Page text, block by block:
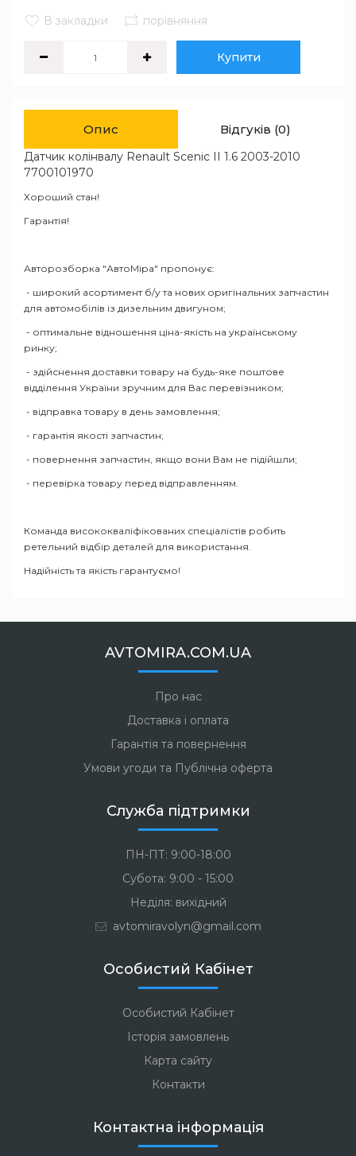
В закладки порівняння
Купити
Опис Відгуків (0)
Датчик колінвалу Renault Scenic II 1.6 2003-2010
7700101970
Хороший стан!
Гарантія!
Авторозборка "АвтоМіра" пропонує:
- широкий асортимент б/у та нових оригінальних запчастин
для автомобілів із дизельним двигуном;
- оптимальне відношення ціна-якість на українському
ринку;
- здійснення доставки товару на будь-яке поштове
відділення України зручним для Вас перевізником;
- відправка товару в день замовлення;
- гарантія якості запчастин;
- повернення запчастин, якщо вони Вам не підійшли;
- перевірка товару перед відправленням.
Команда висококваліфікованих спеціалістів робить
ретельний відбір деталей для використання.
Надійність та якість гарантуємо!
AVTOMIRA.COM.UA
Про нас
Доставка і оплата
Гарантія та повернення
Умови угоди та Публічна оферта
Служба підтримки
ПН-ПТ: 9:00-18:00
Субота: 9:00 - 15:00
Неділя: вихідний
avtomiravolyn@gmail.com
Особистий Кабінет
Особистий Кабінет
Історія замовлень
Карта сайту
Контакти
Контактна інформація